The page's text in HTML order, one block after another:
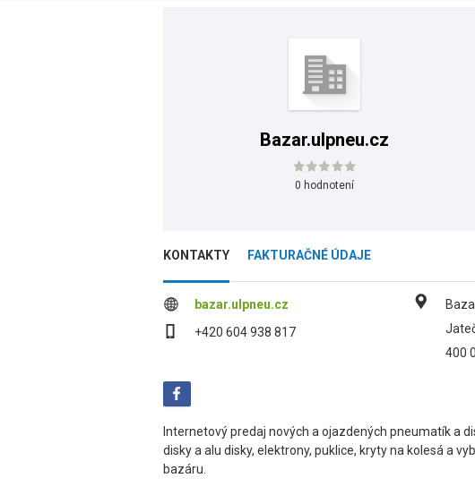
Bazar.ulpneu.cz
0 hodnotení
KONTAKTY FAKTURAČNÉ ÚDAJE
bazar.ulpneu.cz
+420 604 938 817
400
Internetový predaj nových a ojazdených pneumatík a
disky a alu disky, elektrony, puklice, kryty na kolesá a
bazáru.